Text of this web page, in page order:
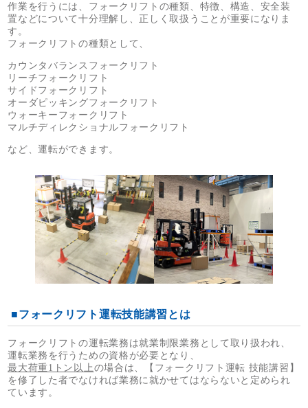
作業を行うには、フォークリフトの種類、特徴、構造、安全装
置などについて十分理解し、正しく取扱うことが重要になりま
す。
フォークリフトの種類として、
カウンタバランスフォークリフト
リーチフォークリフト
サイドフォークリフト
オーダピッキングフォークリフト
ウォーキーフォークリフト
マルチディレクショナルフォークリフト
など、運転ができます。
■フォークリフト運転技能講習とは
フォークリフトの運転業務は就業制限業務として取り扱われ、
運転業務を行うための資格が必要となり、
最大荷重1トン以上 の場合は、【フォークリフト運転 技能講習】
を修了した者でなければ業務に就かせてはならないと定められ
ています。